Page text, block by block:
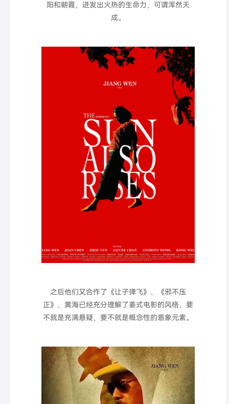
阳和朝霞，迸发出火热的生命力，可谓浑然天
成。
之后他们又合作了《让子弹飞》、《邪不压
正》，黄海已经充分理解了姜式电影的风格，要
不就是充满悬疑，要不就是概念性的意象元素。